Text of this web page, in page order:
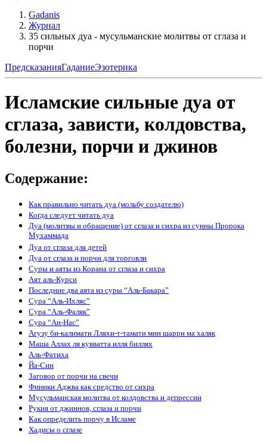
Gadanis
Журнал
35 сильных дуа - мусульманские молитвы от сглаза и
порчи
ПредсказанияГаданиеЭзотерика
Исламские сильные дуа от
сглаза, зависти, колдовства,
болезни, порчи и джинов
Содержание:
Как правильно читать дуа (мольбу создателю)
Когда следует читать дуа
Дуа (молитвы и обращение) от сглаза и сихра из сунны Пророка
Мухаммада
Дуа от сглаза для детей
Дуа от сглаза и порчи для торговли
Суры и аяты из Корана от сглаза и сихра
Аят аль-Курси
Последние два аята из суры “Аль-Бакара”
Сура “Аль-Ихляс”
Сура “Аль-Фаляк”
Сура “Ан-Нас”
Агузу би-калимати Лляхи-т-тамати мин шарри ма халяк
Маша Аллах ля кувватта илля биллях
Аль-Фатиха
Йа-Син
Заговор от порчи на свечи
Финики Аджва как средство от сихра
Мусульманская молитва от колдовства и депрессии
Рукия от джиннов, сглаза и порчи
Как определить порчу в Исламе
Хадисы о сглазе